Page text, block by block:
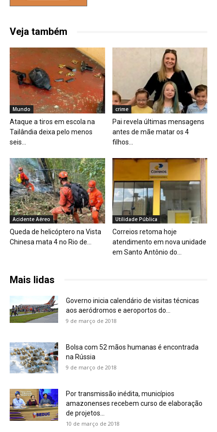
Veja também
Mundo
Ataque a tiros em escola na
Tailândia deixa pelo menos
seis...
crime
Pai revela últimas mensagens
antes de mãe matar os 4
filhos...
Acidente Aéreo
Queda de helicóptero na Vista
Chinesa mata 4 no Rio de...
Utilidade Pública
Correios retoma hoje
atendimento em nova unidade
em Santo Antônio do...
Mais lidas
Governo inicia calendário de visitas técnicas
aos aeródromos e aeroportos do...
9 de março de 2018
Bolsa com 52 mãos humanas é encontrada
na Rússia
9 de março de 2018
Por transmissão inédita, municípios
amazonenses recebem curso de elaboração
de projetos...
10 de março de 2018